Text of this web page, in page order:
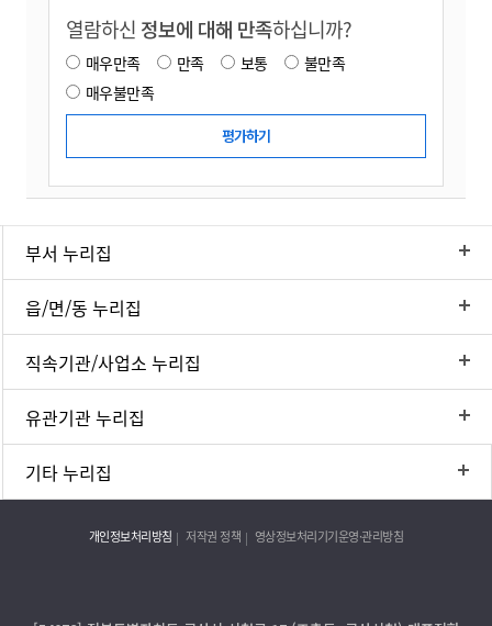
열람하신 정보에 대해 만족하십니까?
매우만족 만족 보통
불만족
매우불만족
부서 누리집
읍/면/동 누리집
직속기관/사업소 누리집
유관기관 누리집
기타 누리집
개인정보처리방침 저작권 정책 영상정보처리기기운영·관리방침